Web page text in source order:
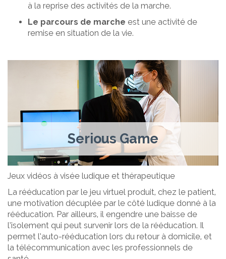
à la reprise des activités de la marche.
Le parcours de marche est une activité de
remise en situation de la vie.
Serious Game
Jeux vidéos à visée ludique et thérapeutique
La rééducation par le jeu virtuel produit, chez le patient,
une motivation décuplée par le côté ludique donné à la
rééducation. Par ailleurs, il engendre une baisse de
l’isolement qui peut survenir lors de la rééducation. Il
permet l’auto-rééducation lors du retour à domicile, et
la télécommunication avec les professionnels de